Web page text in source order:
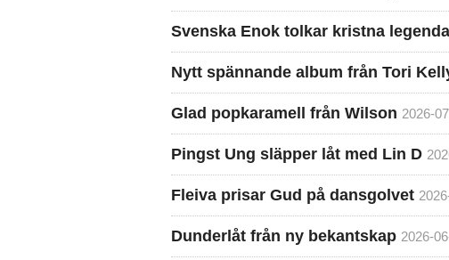
Svenska Enok tolkar kristna
Nytt spännande album från Tori
Glad popkaramell från Wilson 2026-
Pingst Ung släpper låt med Lin D
Fleiva prisar Gud på dansgolvet
Dunderlåt från ny bekantskap 2026-